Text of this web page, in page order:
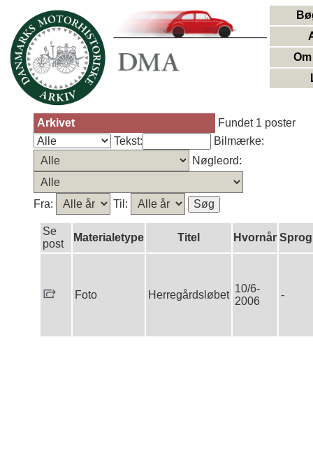
Arkivet
Fundet 1 poster
Tekst:
Bilmærke:
Nøgleord:
Fra: Til:
Se
post
Materialetype Titel Hvornår Sprog
Foto Herregårdsløbet
10/6-
2006
-